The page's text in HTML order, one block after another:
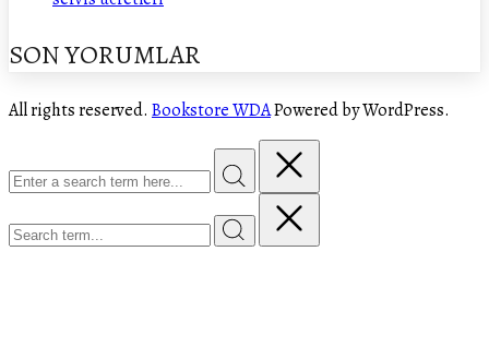
SON YORUMLAR
All rights reserved. Bookstore WDAPowered by WordPress.